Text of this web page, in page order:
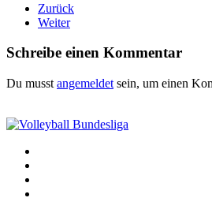
Zurück
Weiter
Schreibe einen Kommentar
Du musst angemeldet sein, um einen